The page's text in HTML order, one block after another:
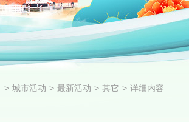
> 城市活动 > 最新活动 > 其它 > 详细内容